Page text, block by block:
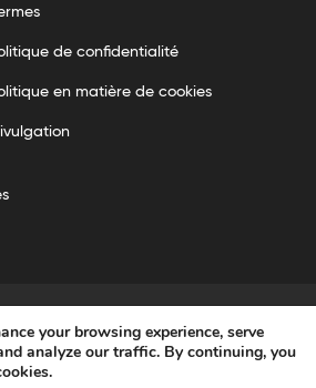
de confidentialité
en matière de cookies
your browsing experience, serve
analyze our traffic. By continuing, you